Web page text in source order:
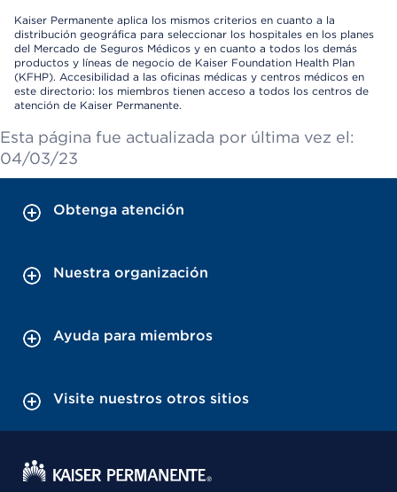
Kaiser Permanente aplica los mismos criterios en cuanto a la
distribución geográfica para seleccionar los hospitales en los planes
del Mercado de Seguros Médicos y en cuanto a todos los demás
productos y líneas de negocio de Kaiser Foundation Health Plan
(KFHP). Accesibilidad a las oficinas médicas y centros médicos en
este directorio: los miembros tienen acceso a todos los centros de
atención de Kaiser Permanente.
Esta página fue actualizada por última vez el:
04/03/23
Obtenga atención
Nuestra organización
Ayuda para miembros
Visite nuestros otros sitios